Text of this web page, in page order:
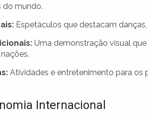
do mundo.
Espetáculos que destacam
Uma demonstração visual
Atividades e entretenimento para os
Internacional